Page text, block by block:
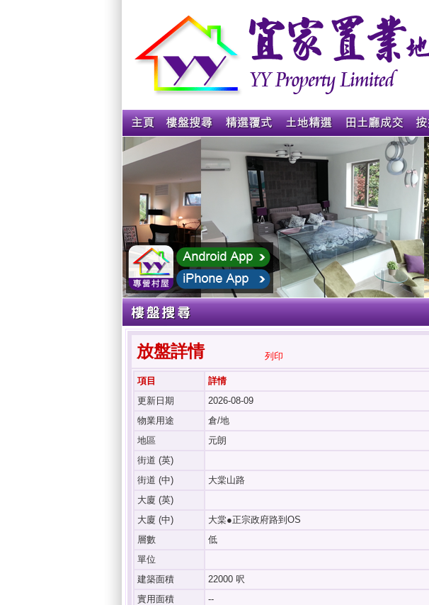
放盤詳情 列印
項目
詳情
更新日期
2026-08-09
物業用途
倉/地
地區
元朗
街道 (英)
街道 (中)
大棠山路
大廈 (英)
大廈 (中)
大棠●正宗政府路到OS
層數
低
單位
建築面積
22000 呎
實用面積
--